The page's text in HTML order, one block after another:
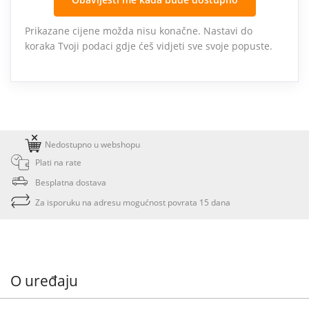
Prikazane cijene možda nisu konačne. Nastavi do
koraka Tvoji podaci gdje ćeš vidjeti sve svoje popuste.
Nedostupno u webshopu
Plati na rate
Besplatna dostava
Za isporuku na adresu mogućnost povrata 15 dana
O uređaju